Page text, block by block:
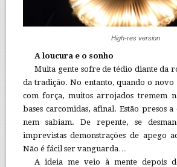
High-res version
A loucura e o sonho
Muita gente sofre de tédio diante da
da tradição. No entanto, quando o novo
com força, muitos arrojados tremem
bases carcomidas, afinal. Estão presos
nem sabiam. De repente, se
imprevistas demonstrações de apego
Não é fácil ser vanguarda…
A ideia me veio à mente depois